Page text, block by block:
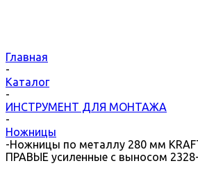
Главная
-
Каталог
-
ИНСТРУМЕНТ ДЛЯ МОНТАЖА
-
Ножницы
-Ножницы по металлу 280 мм
ПРАВЫЕ усиленные с выносом